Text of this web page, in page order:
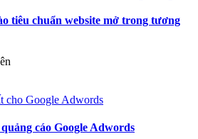
tiêu chuẩn website mở trong tương
cáo Google Adwords